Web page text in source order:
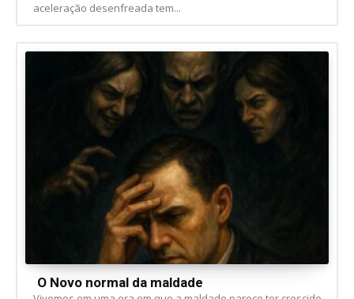
aceleração desenfreada tem...
O Novo normal da maldade